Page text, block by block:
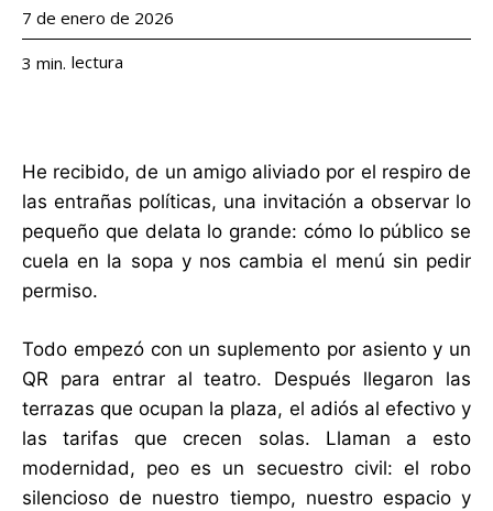
7 de enero de 2026
3 min. lectura
He recibido, de un amigo aliviado por el respiro de
las entrañas políticas, una invitación a observar lo
pequeño que delata lo grande: cómo lo público se
cuela en la sopa y nos cambia el menú sin pedir
permiso.
Todo empezó con un suplemento por asiento y un
QR para entrar al teatro. Después llegaron las
terrazas que ocupan la plaza, el adiós al efectivo y
las tarifas que crecen solas. Llaman a esto
modernidad, peo es un secuestro civil: el robo
silencioso de nuestro tiempo, nuestro espacio y